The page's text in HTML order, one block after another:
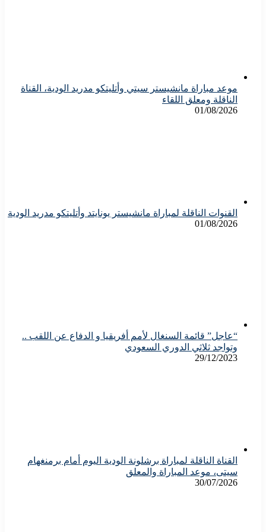
موعد مباراة مانشيستر سيتي وأتليتكو مدريد الودية، القناة
الناقلة ومعلق اللقاء
01/08/2026
القنوات الناقلة لمباراة مانشيستر يونايتد وأتليتكو مدريد الودية
01/08/2026
“عاجل” قائمة السنغال لأمم أفريقيا و الدفاع عن اللقب ..
وتواجد ثلاثي الدوري السعودي
29/12/2023
القناة الناقلة لمباراة برشلونة الودية اليوم أمام برمنغهام
سيتى، موعد المباراة والمعلق
30/07/2026